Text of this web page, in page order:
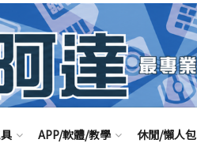
APP/軟體/教學 休閒/懶人包